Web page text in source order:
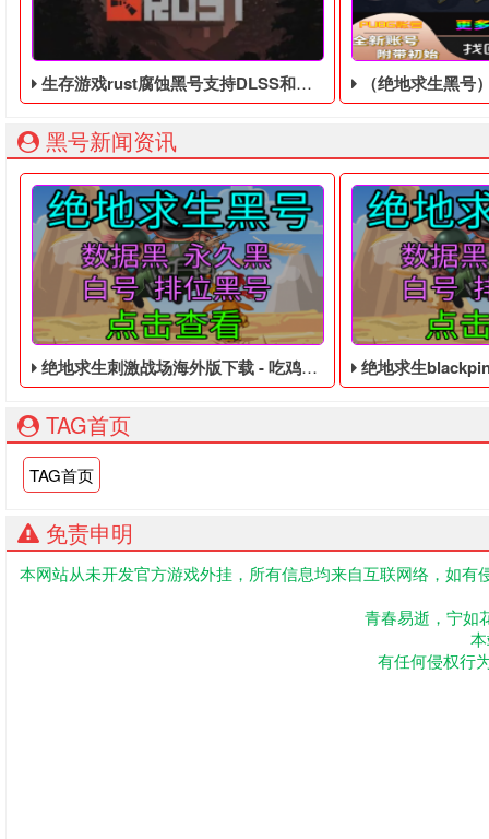
绝地求生黑号： 质保时间内找回换号！ 绝地求生白号： 四无
2036年，世界上
生存游戏rust腐蚀黑号支持DLSS和NVIDIAReflex技术
随着NVIDIA光跟踪、DLSS等技术的成熟，越来越多的游戏选
（绝地求生黑号）
在这个绝地求生
黑号新闻资讯
绝地求生刺激战场海外版下载 - 吃鸡免费的账号 绝地求生blackpink联名皮肤
TAG首页
TAG首页
免责申明
本网站从未开发官方游戏外挂，所有信息均来自互联网络，如
青春易逝，宁如
有任何侵权行